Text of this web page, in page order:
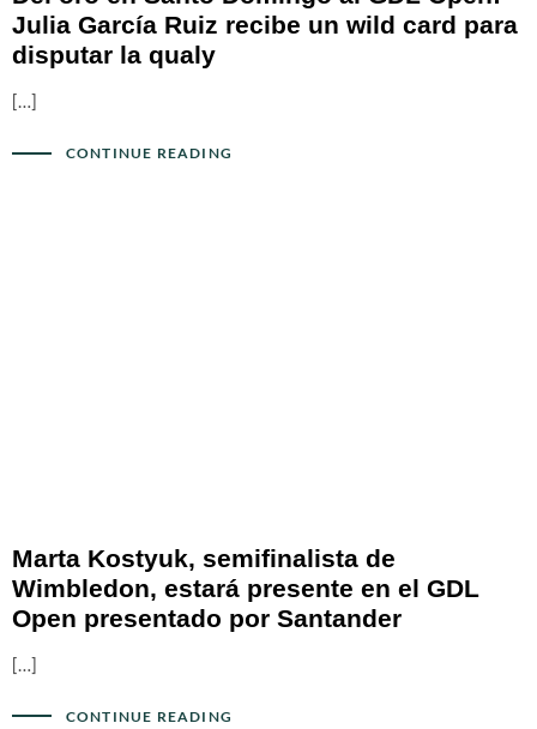
Julia García Ruiz recibe un wild card para
disputar la qualy
[…]
CONTINUE READING
Marta Kostyuk, semifinalista de
Wimbledon, estará presente en el GDL
Open presentado por Santander
[…]
CONTINUE READING